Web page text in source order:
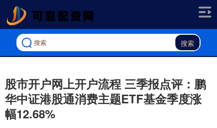
搜索
股市开户网上开户流程 三季报点评：鹏
华中证港股通消费主题ETF基金季度涨
幅12.68%